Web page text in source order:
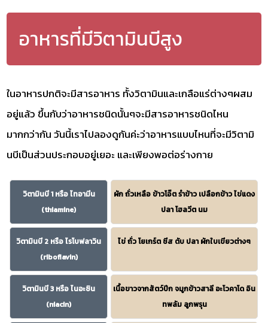
อาหารที่มีวิตามินบีสูง
ในอาหารปกติจะมีสารอาหาร ทั้งวิตามินและเกลือแร่ต่างๆผสม
อยู่แล้ว ขึ้นกับว่าอาหารชนิดนั้นๆจะมีสารอาหารชนิดไหน
มากกว่ากัน วันนี้เราไปลองดูกันค่ะว่าอาหารแบบไหนที่จะมีวิตามิ
นบีเป็นส่วนประกอบอยู่เยอะ และเพียงพอต่อร่างกาย
วิตามินบี 1 หรือ ไทอามีน
(thiamine)
ผัก ถั่วเหลือ ข้าวโอ๊ต รำข้าว เปลือกข้าว ไข่แดง
ปลา โฮลวีต นม
วิตามินบี 2 หรือ ไรโบฟลาวิน
(riboflavin)
ไข่ ถั่ว โยเกร์ต ชีส ตับ ปลา ผักใบเขียวต่างๆ
วิตามินบี 3 หรือ ไนอะซิน
(niacin)
เนื้อขาวจากสัตว์ปีก จมูกข้าวสาลี อะโวคาโด อิน
ทพลัม ลูกพรุน